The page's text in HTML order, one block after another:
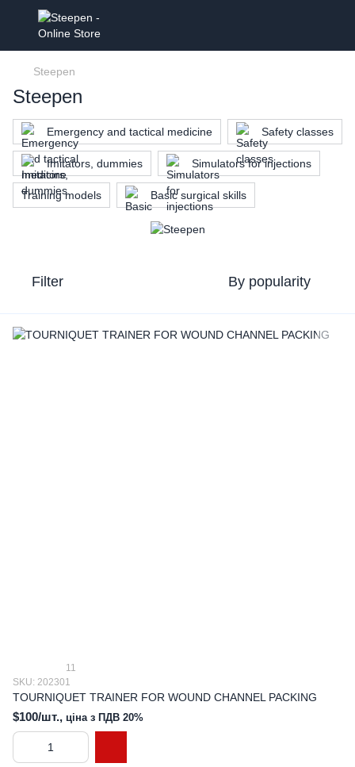
Steepen
Steepen
Emergency and tactical medicine Safety classes
Imitators, dummies Simulators for injections
Training models Basic surgical skills
Filter By popularity
11
SKU: 202301
TOURNIQUET TRAINER FOR WOUND CHANNEL PACKING
$100/шт., ціна з ПДВ 20%